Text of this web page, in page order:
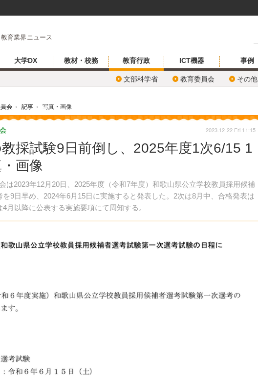
教育業界ニュース
大学DX 教材・校務 教育行政
文部科学省 教育委員会 その他
ICT機器 事例
会 › 記事 › 写真・画像
採試験9日前倒し、2025年度1次6/15 1
画像
は2023年12月20日、2025年度（令和7年度）和歌山県公立学校教員採用候補
9日早め、2024年6月15日に実施すると発表した。2次は8月中、合格発表は
月以降に公表する実施要項にて周知する。
2023.12.22 Fri 11:15